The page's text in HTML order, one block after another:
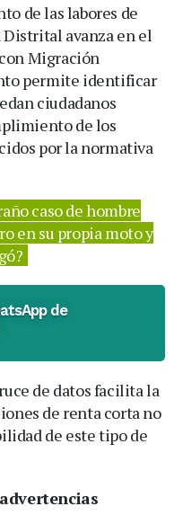
de las labores de
avanza en el
Migración
permite identificar
ciudadanos
de los
por la normativa
caso de hombre
en su propia moto y
de
de datos facilita la
de renta corta no
de este tipo de